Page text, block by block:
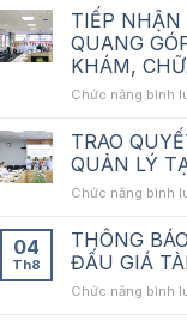
TIẾP
QUANG
KHÁM,
Chức năng bình
TRAO
QUẢN LÝ
Chức năng bình
04
Th8
THÔNG
ĐẤU GIÁ
Chức năng bình